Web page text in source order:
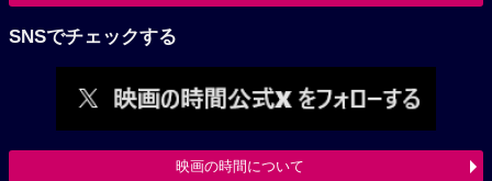
SNSでチェックする
映画の時間について